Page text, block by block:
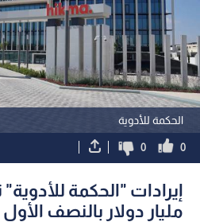
الحكمة للأدوية
0
0
مليار دولار بالنصف الأول